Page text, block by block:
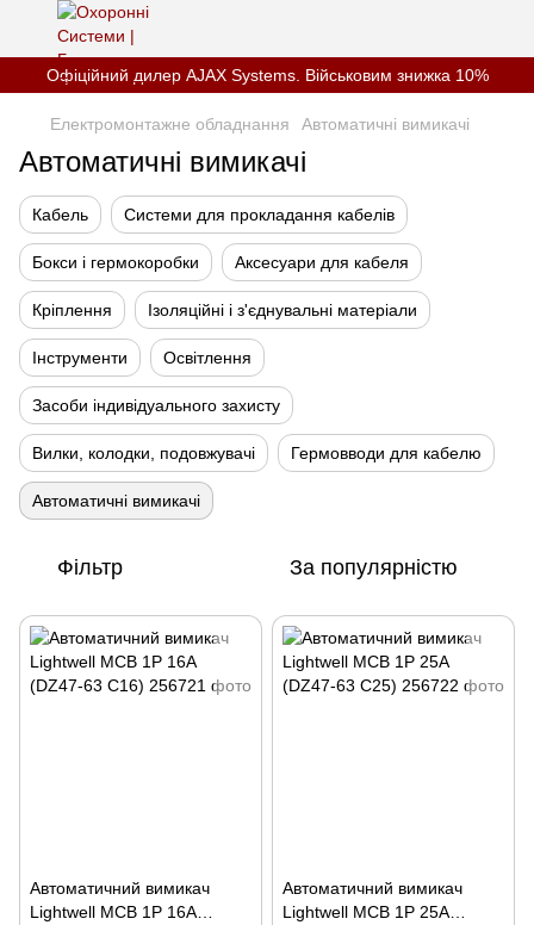
Офіційний дилер AJAX Systems. Військовим знижка 10%
Електромонтажне обладнання Автоматичні вимикачі
Автоматичні вимикачі
Кабель Системи для прокладання кабелів
Бокси і гермокоробки Аксесуари для кабеля
Кріплення Ізоляційні і з'єднувальні матеріали
Інструменти Освітлення
Засоби індивідуального захисту
Вилки, колодки, подовжувачі Гермовводи для кабелю
Автоматичні вимикачі
Фільтр За популярністю
Автоматичний вимикач
Lightwell MCB 1P 16A
Автоматичний вимикач
Lightwell MCB 1P 25A